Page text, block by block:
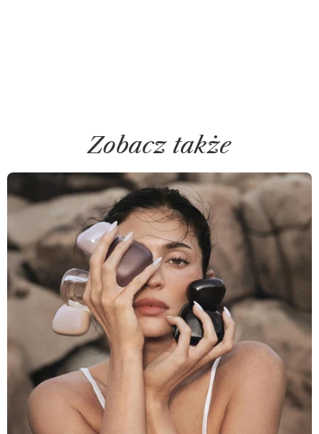
Zobacz także